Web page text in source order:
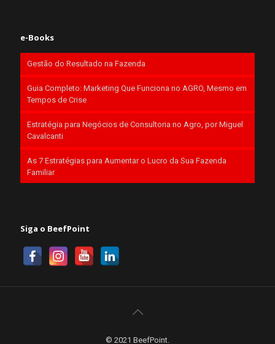
e-Books
Gestão do Resultado na Fazenda
Guia Completo: Marketing Que Funciona no AGRO, Mesmo em
Tempos de Crise
Estratégia para Negócios de Consultoria no Agro, por Miguel
Cavalcanti
As 7 Estratégias para Aumentar o Lucro da Sua Fazenda
Familiar
Siga o BeefPoint
© 2021 BeefPoint.